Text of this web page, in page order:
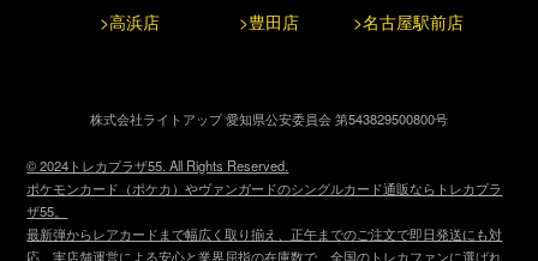
>高浜店 >豊田店 >名古屋駅前店
株式会社ライトアップ 愛知県公安委員会 第543829500800号
© 2024トレカプラザ55. All Rights Reserved.
ポケモンカード（ポケカ）やヴァンガードのシングルカード通販ならトレカプラ
ザ55。
最新弾からレアカードまで幅広く取り揃え、正午までのご注文で即日発送にも対
応。実店舗運営による安心と業界屈指の在庫数で、全国のトレカファンに選ばれ